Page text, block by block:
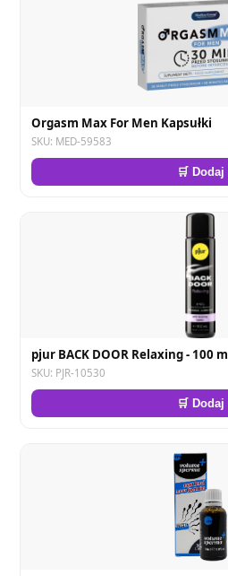
Orgasm Max For Men Kapsułki
SKU: MED-59583
🛒 Dodaj
pjur BACK DOOR Relaxing - 100 ml
SKU: PJR-10530
🛒 Dodaj